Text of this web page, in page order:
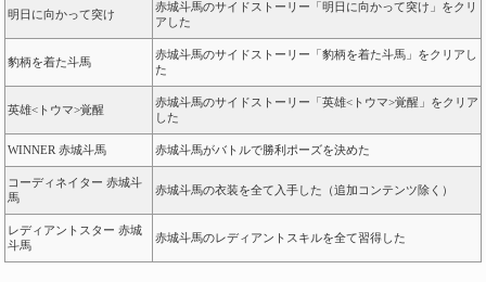
明日に向かって突け
赤城斗馬のサイドストーリー「明日に向かって突け」をクリ
アした
豹柄を着た斗馬
赤城斗馬のサイドストーリー「豹柄を着た斗馬」をクリアし
た
英雄<トウマ>覚醒
赤城斗馬のサイドストーリー「英雄<トウマ>覚醒」をクリア
した
WINNER 赤城斗馬 赤城斗馬がバトルで勝利ポーズを決めた
コーディネイター 赤城斗
馬
赤城斗馬の衣装を全て入手した（追加コンテンツ除く）
レディアントスター 赤城
斗馬
赤城斗馬のレディアントスキルを全て習得した